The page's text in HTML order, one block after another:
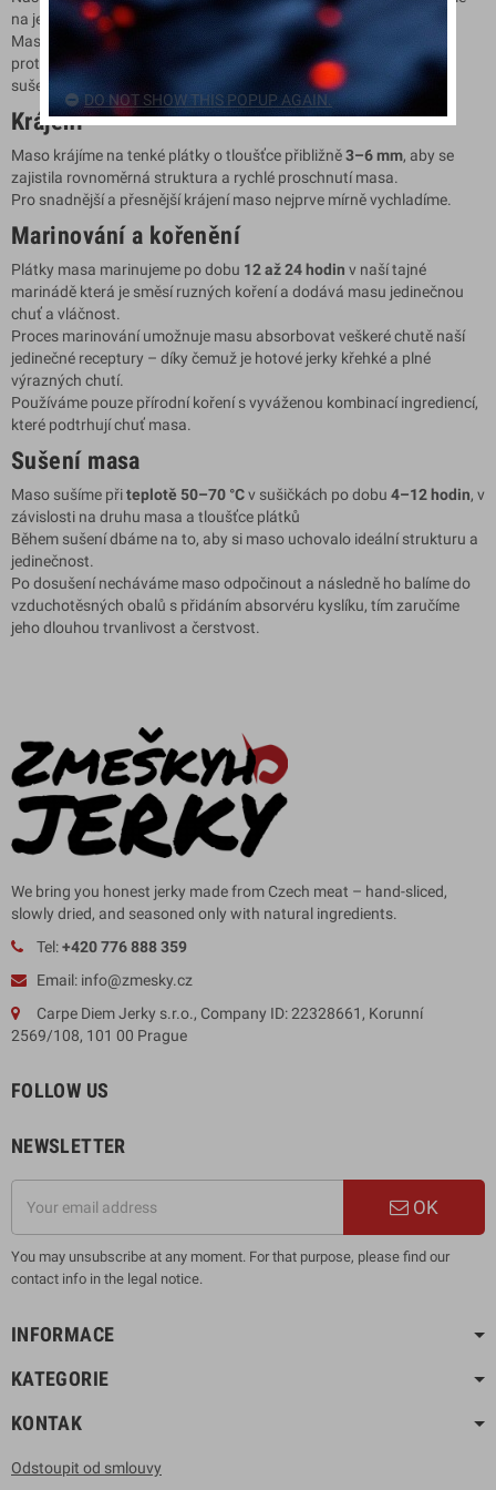
na jeho původ a čerstvost.
Maso pečlivě před výrobou zbavujeme šlach a tukových částí,
protože ty by jinak ovlivnili chuť a strukturu našeho jedinečného
sušeného masa.
Krájení
Maso krájíme na tenké plátky o tloušťce přibližně3–6 mm, aby se
zajistila rovnoměrná struktura a rychlé proschnutí masa.
Pro snadnější a přesnější krájení maso nejprve mírně vychladíme.
Marinování a kořenění
Plátky masa marinujeme po dobu 12 až 24 hodin v naší tajné
marinádě která je směsí ruzných koření a dodává masu jedinečnou
chuť a vláčnost.
Proces marinování umožnuje masu absorbovat veškeré chutě naší
jedinečné receptury – díky čemuž je hotové jerky křehké a plné
výrazných chutí.
Používáme pouze přírodní koření s vyváženou kombinací ingrediencí,
které podtrhují chuť masa.
Sušení masa
Maso sušíme přiteplotě 50–70 °Cv sušičkách po dobu 4–12 hodin, v
závislosti na druhu masa a tloušťce plátků
Během sušení dbáme na to, aby si maso uchovalo ideální strukturu a
jedinečnost.
Po dosušení necháváme maso odpočinout a následně ho balíme do
vzduchotěsných obalů s přidáním absorvéru kyslíku, tím zaručíme
jeho dlouhou trvanlivost a čerstvost.
We bring you honest jerky made from Czech meat – hand-sliced,
slowly dried, and seasoned only with natural ingredients.
Tel:+420 776 888 359
Email: info@zmesky.cz
Carpe Diem Jerky s.r.o., Company ID: 22328661, Korunní
2569/108, 101 00 Prague
FOLLOW US
NEWSLETTER
OK
You may unsubscribe at any moment. For that purpose, please find our
contact info in the legal notice.
INFORMACE
KATEGORIE
KONTAK
Odstoupit od smlouvy
DO NOT SHOW THIS POPUP AGAIN.